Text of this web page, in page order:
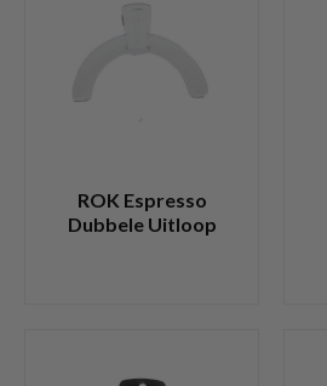
ROK Espresso
Dubbele Uitloop